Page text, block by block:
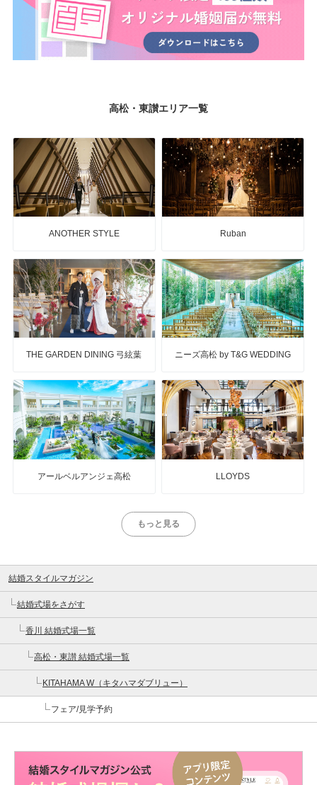
高松・東讃エリア一覧
ANOTHER STYLE Ruban
THE GARDEN DINING 弓絃葉 ニーズ高松 by T&G WEDDING
アールベルアンジェ高松 LLOYDS
もっと見る
結婚スタイルマガジン
結婚式場をさがす
香川 結婚式場一覧
高松・東讃 結婚式場一覧
KITAHAMA W（キタハマダブリュー）
フェア/見学予約